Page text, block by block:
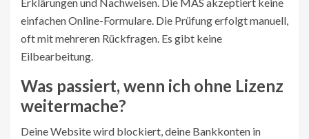
einfachen Online-Formulare. Die Prüfung erfolgt manuell,
oft mit mehreren Rückfragen. Es gibt keine
Eilbearbeitung.
Was passiert, wenn ich ohne Lizenz
weitermache?
Deine Website wird blockiert, deine Bankkonten in